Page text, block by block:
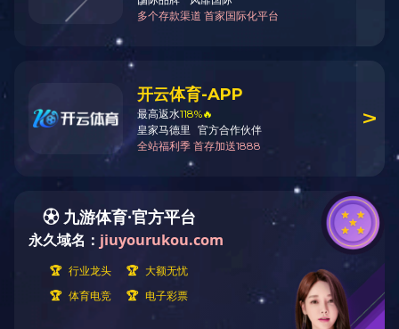
SD33023-002
WPC地板 ·Wood Plastic Composite
产品规格: 984x1580×10mm
表面工艺: 羽感微光